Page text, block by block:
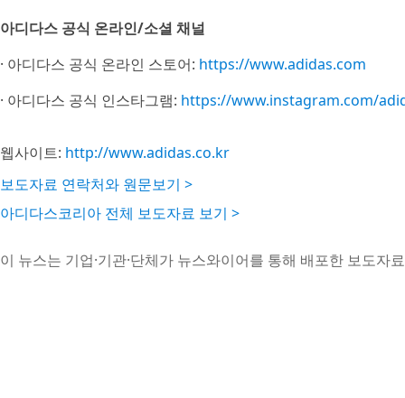
아디다스 공식 온라인/소셜 채널
· 아디다스 공식 온라인 스토어: https://www.adidas.com
· 아디다스 공식 인스타그램: https://www.instagram.com/
웹사이트: http://www.adidas.co.kr
보도자료 연락처와 원문보기 >
아디다스코리아 전체 보도자료 보기 >
이 뉴스는 기업·기관·단체가 뉴스와이어를 통해 배포한 보도자